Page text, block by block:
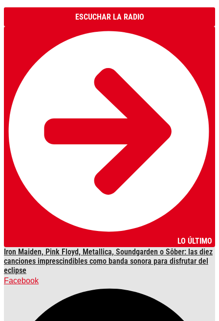
ESCUCHAR LA RADIO
LO ÚLTIMO
Iron Maiden, Pink Floyd, Metallica, Soundgarden o Sôber: las diez
canciones imprescindibles como banda sonora para disfrutar del
eclipse
Facebook